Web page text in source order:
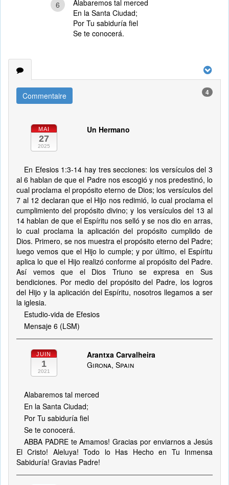
6
Alabaremos tal merced
En la Santa Ciudad;
Por Tu sabiduría fiel
Se te conocerá.
Commentaire 4
MAI
27
2025
Un Hermano
En Efesios 1:3-14 hay tres secciones: los versículos del 3
al 6 hablan de que el Padre nos escogió y nos predestinó, lo
cual proclama el propósito eterno de Dios; los versículos del
7 al 12 declaran que el Hijo nos redimió, lo cual proclama el
cumplimiento del propósito divino; y los versículos del 13 al
14 hablan de que el Espíritu nos selló y se nos dio en arras,
lo cual proclama la aplicación del propósito cumplido de
Dios. Primero, se nos muestra el propósito eterno del Padre;
luego vemos que el Hijo lo cumple; y por último, el Espíritu
aplica lo que el Hijo realizó conforme al propósito del Padre.
Así vemos que el Dios Triuno se expresa en Sus
bendiciones. Por medio del propósito del Padre, los logros
del Hijo y la aplicación del Espíritu, nosotros llegamos a ser
la iglesia.
Estudio-vida de Efesios
Mensaje 6 (LSM)
JUIN
1
2021
Arantxa Carvalheira
Girona, Spain
Alabaremos tal merced
En la Santa Ciudad;
Por Tu sabiduría fiel
Se te conocerá.
ABBA PADRE te Amamos! Gracias por enviarnos a Jesús
El Cristo! Aleluya! Todo lo Has Hecho en Tu Inmensa
Sabiduría! Gravias Padre!